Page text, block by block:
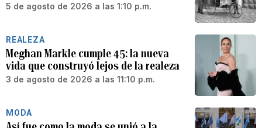
5 de agosto de 2026 a las 1:10 p.m.
REALEZA
Meghan Markle cumple 45: la nueva
vida que construyó lejos de la realeza
3 de agosto de 2026 a las 11:10 p.m.
MODA